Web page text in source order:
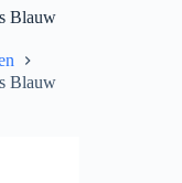
Blauw
Blauw